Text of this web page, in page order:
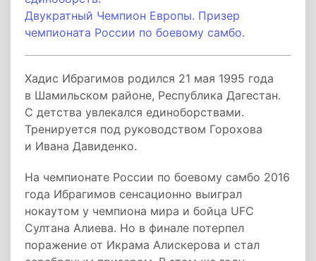
Двукратный Чемпион Европы. Призер
чемпионата России по боевому самбо.
Хадис Ибрагимов родился 21 мая 1995 года
в Шамильском районе, Республика Дагестан.
С детства увлекался единоборствами.
Тренируется под руководством Горохова
и Ивана Давиденко.
На чемпионате России по боевому самбо 2016
года Ибрагимов сенсационно выиграл
нокаутом у чемпиона мира и бойца UFC
Султана Алиева. Но в финале потерпел
поражение от Икрама Алискерова и стал